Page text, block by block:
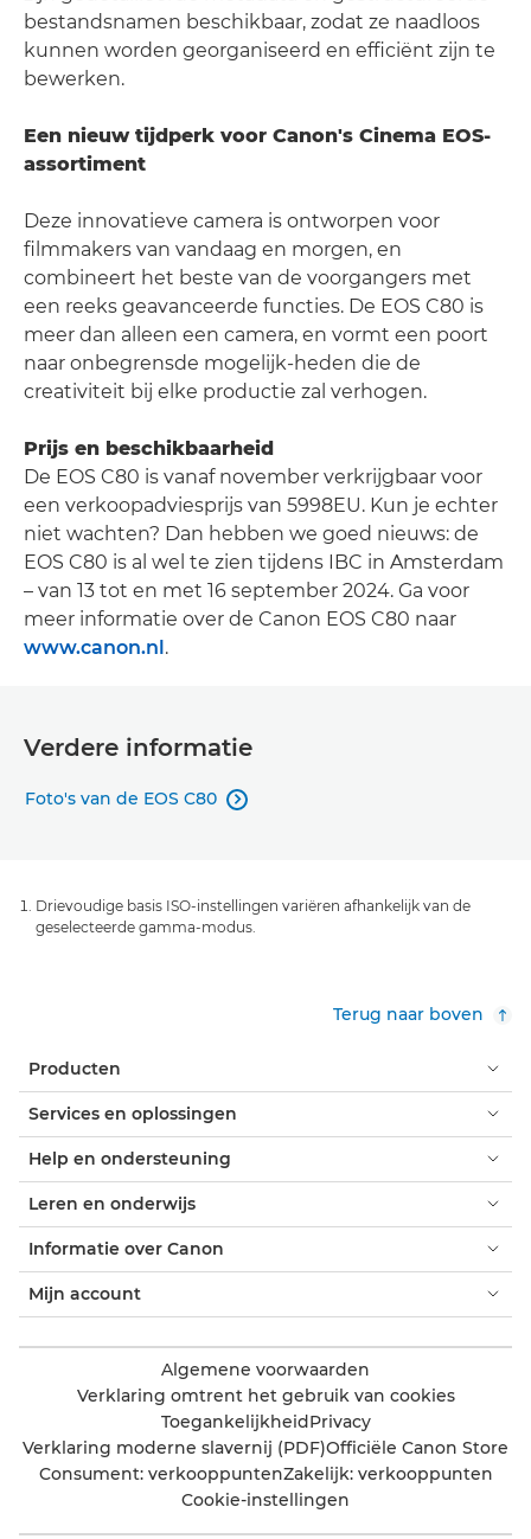
bestandsnamen beschikbaar, zodat ze naadloos
kunnen worden georganiseerd en efficiënt zijn te
bewerken.
Een nieuw tijdperk voor Canon's Cinema EOS-
assortiment
Deze innovatieve camera is ontworpen voor
filmmakers van vandaag en morgen, en
combineert het beste van de voorgangers met
een reeks geavanceerde functies. De EOS C80 is
meer dan alleen een camera, en vormt een poort
naar onbegrensde mogelijk-heden die de
creativiteit bij elke productie zal verhogen.
Prijs en beschikbaarheid
De EOS C80 is vanaf november verkrijgbaar voor
een verkoopadviesprijs van 5998EU. Kun je echter
niet wachten? Dan hebben we goed nieuws: de
EOS C80 is al wel te zien tijdens IBC in Amsterdam
– van 13 tot en met 16 september 2024. Ga voor
meer informatie over de Canon EOS C80 naar
www.canon.nl.
Verdere informatie
Foto's van de EOS C80 
Drievoudige basis ISO-instellingen variëren afhankelijk van de
geselecteerde gamma-modus.
Terug naar boven
Producten
Services en oplossingen
Help en ondersteuning
Leren en onderwijs
Informatie over Canon
Mijn account
Algemene voorwaarden
Verklaring omtrent het gebruik van cookies
ToegankelijkheidPrivacy
Verklaring moderne slavernij (PDF)Officiële Canon Store
Consument: verkooppuntenZakelijk: verkooppunten
Cookie-instellingen